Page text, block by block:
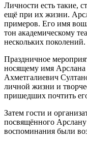
Личности есть такие,
ещё при их жизни.
примеров. Его имя
тон академическому
нескольких поколений.
Праздничное
носящему имя Арслана
Ахметгалиевич
личной жизни и
пришедших почтить
Затем гости и
посвящённого
воспоминания были